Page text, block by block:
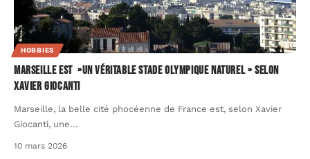
HOBBIES
Marseille est »un véritable stade olympique naturel » selon
Xavier Giocanti
Marseille, la belle cité phocéenne de France est, selon Xavier
Giocanti, une…
10 mars 2026